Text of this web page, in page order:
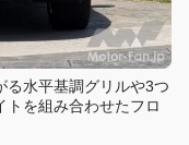
る水平基調グリルや3つ
トを組み合わせたフロ